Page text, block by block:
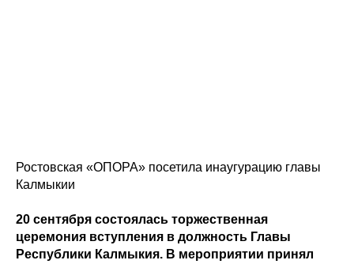
Ростовская «ОПОРА» посетила инаугурацию главы
Калмыкии
20 сентября состоялась торжественная
церемония вступления в должность Главы
Республики Калмыкия. В мероприятии принял